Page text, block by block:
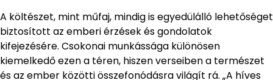
A költészet, mint műfaj, mindig is egyedülálló lehetőséget
biztosított az emberi érzések és gondolatok
kifejezésére. Csokonai munkássága különösen
kiemelkedő ezen a téren, hiszen verseiben a természet
és az ember közötti összefonódásra világít rá. „A híves